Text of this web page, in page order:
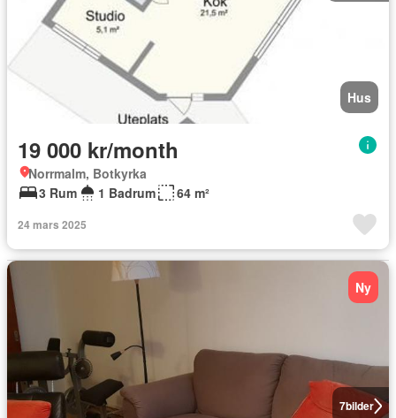
Hus
19 000 kr/month
Norrmalm, Botkyrka
3 Rum
1 Badrum 64 m²
24 mars 2025
7bilder
Ny